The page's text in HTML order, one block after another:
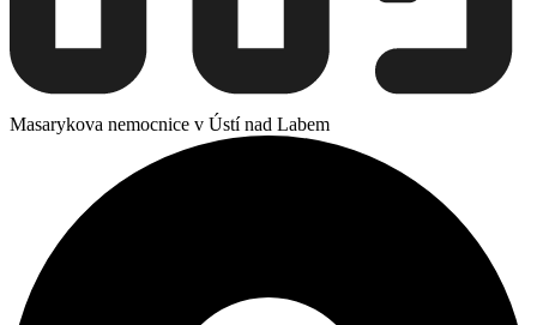
Masarykova nemocnice v Ústí nad Labem